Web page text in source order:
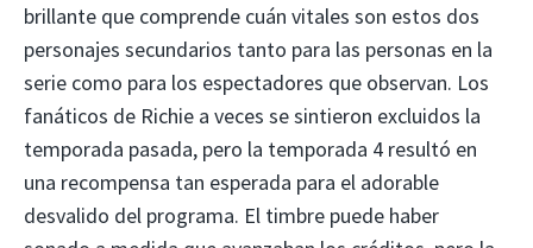
brillante que comprende cuán vitales son estos dos
personajes secundarios tanto para las personas en la
serie como para los espectadores que observan. Los
fanáticos de Richie a veces se sintieron excluidos la
temporada pasada, pero la temporada 4 resultó en
una recompensa tan esperada para el adorable
desvalido del programa. El timbre puede haber